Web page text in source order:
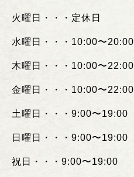
火曜日・・・定休日
水曜日・・・ 10:00〜20:00
木曜日・・・ 10:00〜22:00
金曜日・・・ 10:00〜22:00
土曜日・・・ 9:00〜19:00
日曜日・・・ 9:00〜19:00
祝日・・・ 9:00〜19:00